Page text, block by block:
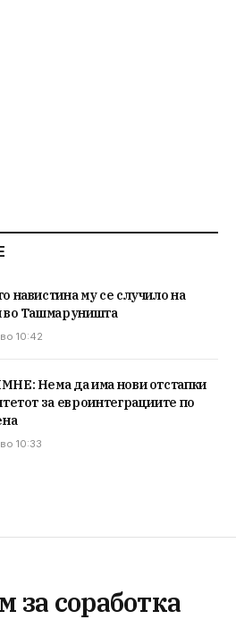
му се случило на
во Ташмаруништа
10:42
Нема да има нови отстапки
за евроинтеграциите по
10:33
за соработка